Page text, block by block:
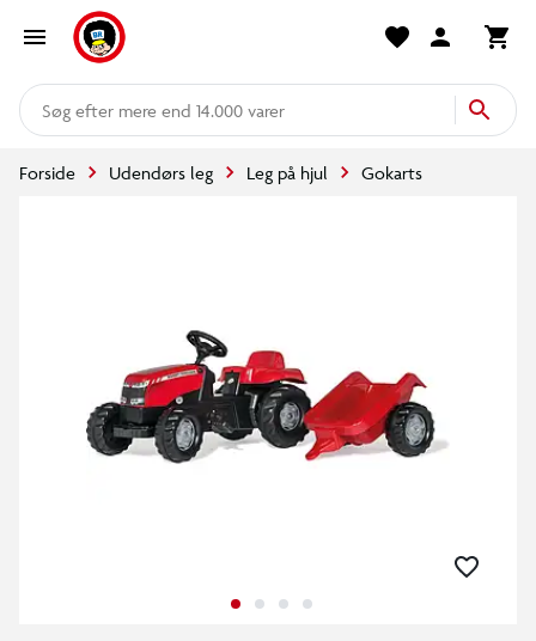
mere end 14.000 varer
Forside Udendørs leg Leg på hjul Gokarts